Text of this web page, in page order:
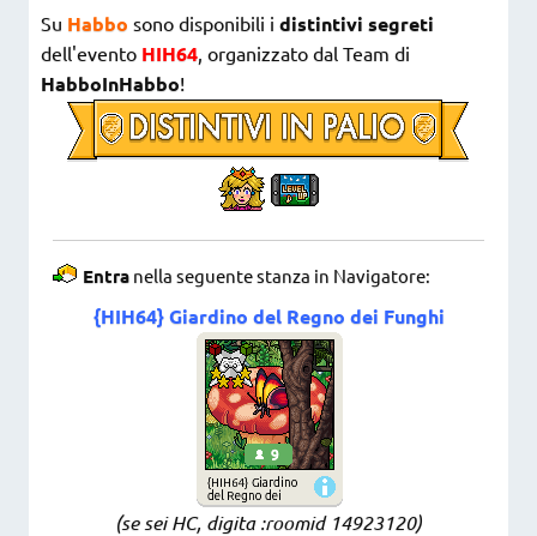
Su Habbo sono disponibili i distintivi segreti
dell'evento HIH64, organizzato dal Team di
HabboInHabbo!
Entra nella seguente stanza in Navigatore:
{HIH64} Giardino del Regno dei Funghi
(se sei HC, digita :roomid 14923120)